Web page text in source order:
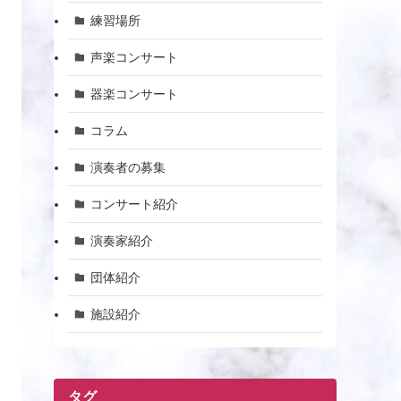
練習場所
声楽コンサート
器楽コンサート
コラム
演奏者の募集
コンサート紹介
演奏家紹介
団体紹介
施設紹介
タグ